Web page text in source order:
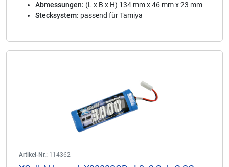
Abmessungen: (L x B x H) 134 mm x 46 mm x 23 mm
Stecksystem: passend für Tamiya
Artikel-Nr.: 114362